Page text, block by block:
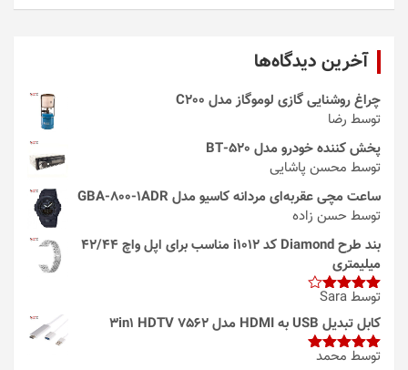
آخرین دیدگاه‌ها
چراغ روشنایی گازی لوموگاز مدل C200
توسط رضا
پخش کننده خودرو مدل 520-BT
توسط محسن پاشایی
ساعت مچی عقربه‌ای مردانه کاسیو مدل GBA-800-1ADR
توسط حسن زاده
بند طرح Diamond کد i1012 مناسب برای اپل واچ 42/44
میلیمتری
امتیاز4
از 5
توسط Sara
کابل تبدیل USB به HDMI مدل 3in1 HDTV 7562
امتیاز5از
توسط محمد